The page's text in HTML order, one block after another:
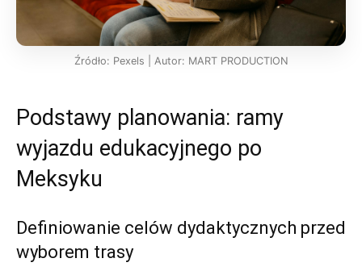
Źródło: Pexels | Autor: MART PRODUCTION
Podstawy planowania: ramy
wyjazdu edukacyjnego po
Meksyku
Definiowanie celów dydaktycznych przed
wyborem trasy